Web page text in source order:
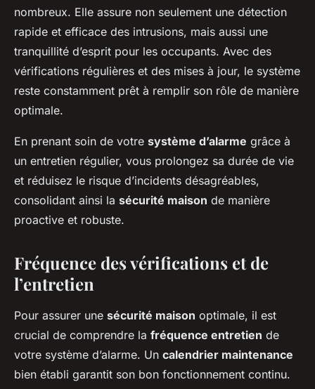
nombreux. Elle assure non seulement une détection
rapide et efficace des intrusions, mais aussi une
tranquillité d’esprit pour les occupants. Avec des
vérifications régulières et des mises à jour, le système
reste constamment prêt à remplir son rôle de manière
optimale.
En prenant soin de votre système d’alarme grâce à
un entretien régulier, vous prolongez sa durée de vie
et réduisez le risque d’incidents désagréables,
consolidant ainsi la sécurité maison de manière
proactive et robuste.
Fréquence des vérifications et de
l’entretien
Pour assurer une sécurité maison optimale, il est
crucial de comprendre la fréquence entretien de
votre système d’alarme. Un calendrier maintenance
bien établi garantit son bon fonctionnement continu.